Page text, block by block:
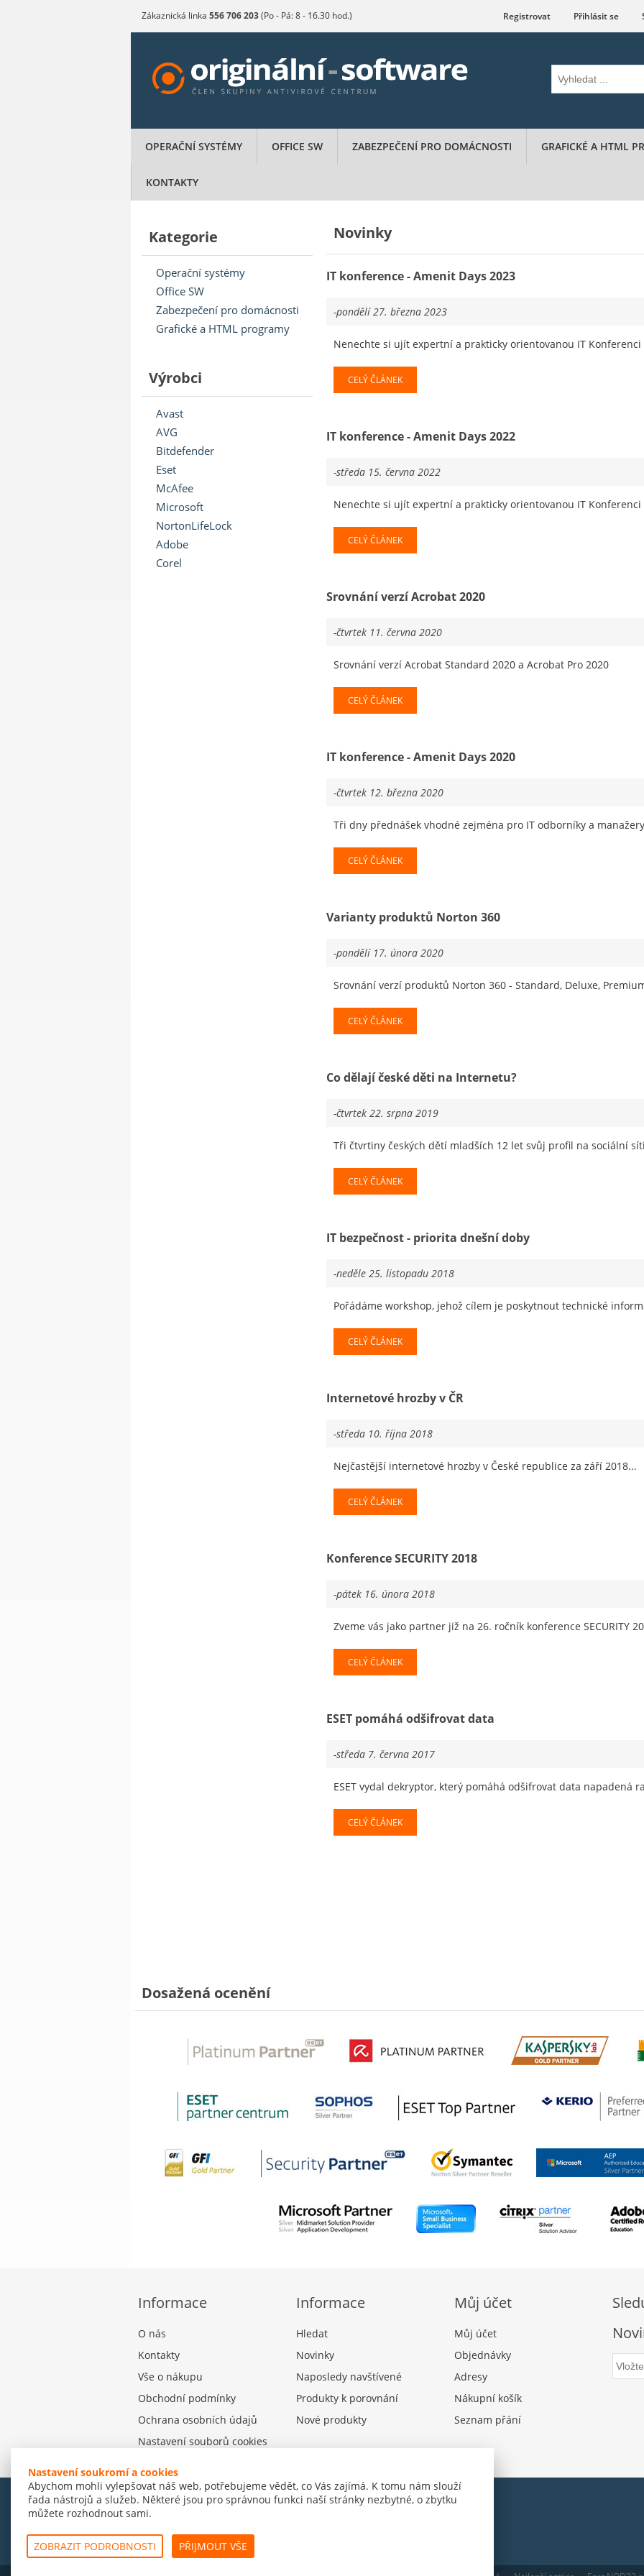
Zákaznická linka 556 706 203(Po - Pá: 8 - 16.30 hod.) Registrovat Přihlásit se
Nastavení soukromí a cookies
Abychom mohli vylepšovat náš web, potřebujeme vědět, co Vás zajímá. K tomu nám slouží
řada nástrojů a služeb. Některé jsou pro správnou funkci naší stránky nezbytné, o zbytku
můžete rozhodnout sami.
ZOBRAZIT PODROBNOSTI PŘIJMOUT VŠE
OPERAČNÍ SYSTÉMY OFFICE SW ZABEZPEČENÍ PRO DOMÁCNOSTI GRAFICKÉ A HTML
KONTAKTY
Kategorie
Operační systémy
Office SW
Zabezpečení pro domácnosti
Grafické a HTML programy
Výrobci
Avast
AVG
Bitdefender
Eset
McAfee
Microsoft
NortonLifeLock
Adobe
Corel
Novinky
IT konference - Amenit Days 2023
-pondělí 27. března 2023
Nenechte si ujít expertní a prakticky orientovanou IT
CELÝ ČLÁNEK
IT konference - Amenit Days 2022
-středa 15. června 2022
Nenechte si ujít expertní a prakticky orientovanou IT
CELÝ ČLÁNEK
Srovnání verzí Acrobat 2020
-čtvrtek 11. června 2020
Srovnání verzí Acrobat Standard 2020 a Acrobat Pro 2020
CELÝ ČLÁNEK
IT konference - Amenit Days 2020
-čtvrtek 12. března 2020
Tři dny přednášek vhodné zejména pro IT odborníky a
CELÝ ČLÁNEK
Varianty produktů Norton 360
-pondělí 17. února 2020
Srovnání verzí produktů Norton 360 - Standard, Deluxe,
CELÝ ČLÁNEK
Co dělají české děti na Internetu?
-čtvrtek 22. srpna 2019
Tři čtvrtiny českých dětí mladších 12 let svůj profil na sociální
CELÝ ČLÁNEK
IT bezpečnost - priorita dnešní doby
-neděle 25. listopadu 2018
Pořádáme workshop, jehož cílem je poskytnout technické
CELÝ ČLÁNEK
Internetové hrozby v ČR
-středa 10. října 2018
Nejčastější internetové hrozby v České republice za září 2018...
CELÝ ČLÁNEK
Konference SECURITY 2018
-pátek 16. února 2018
Zveme vás jako partner již na 26. ročník konference SECURITY
CELÝ ČLÁNEK
ESET pomáhá odšifrovat data
-středa 7. června 2017
ESET vydal dekryptor, který pomáhá odšifrovat data napadená
CELÝ ČLÁNEK
Dosažená ocenění
Informace
O nás
Kontakty
Vše o nákupu
Obchodní podmínky
Ochrana osobních údajů
Nastavení souborů cookies
Informace
Hledat
Novinky
Naposledy navštívené
Produkty k porovnání
Nové produkty
Můj účet
Můj účet
Objednávky
Adresy
Nákupní košík
Seznam přání
© Amenit Software Solutions, 1998 - 2026